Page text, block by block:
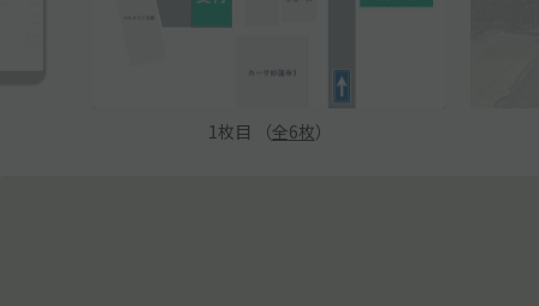
1 枚目 （全6枚）